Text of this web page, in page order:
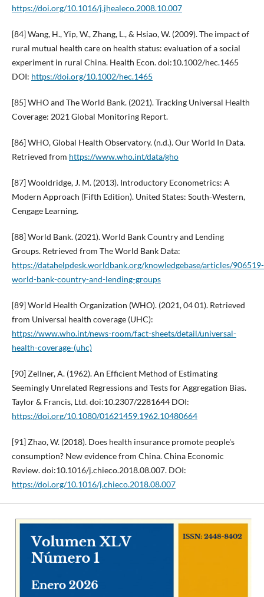
https://doi.org/10.1016/j.jhealeco.2008.10.007
[84] Wang, H., Yip, W., Zhang, L., & Hsiao, W. (2009). The impact of
rural mutual health care on health status: evaluation of a social
experiment in rural China. Health Econ. doi:10.1002/hec.1465
DOI: https://doi.org/10.1002/hec.1465
[85] WHO and The World Bank. (2021). Tracking Universal Health
Coverage: 2021 Global Monitoring Report.
[86] WHO, Global Health Observatory. (n.d.). Our World In Data.
Retrieved from https://www.who.int/data/gho
[87] Wooldridge, J. M. (2013). Introductory Econometrics: A
Modern Approach (Fifth Edition). United States: South-Western,
Cengage Learning.
[88] World Bank. (2021). World Bank Country and Lending
Groups. Retrieved from The World Bank Data:
https://datahelpdesk.worldbank.org/knowledgebase/articles/906519-
world-bank-country-and-lending-groups
[89] World Health Organization (WHO). (2021, 04 01). Retrieved
from Universal health coverage (UHC):
https://www.who.int/news-room/fact-sheets/detail/universal-
health-coverage-(uhc)
[90] Zellner, A. (1962). An Efficient Method of Estimating
Seemingly Unrelated Regressions and Tests for Aggregation Bias.
Taylor & Francis, Ltd. doi:10.2307/2281644 DOI:
https://doi.org/10.1080/01621459.1962.10480664
[91] Zhao, W. (2018). Does health insurance promote people's
consumption? New evidence from China. China Economic
Review. doi:10.1016/j.chieco.2018.08.007. DOI:
https://doi.org/10.1016/j.chieco.2018.08.007